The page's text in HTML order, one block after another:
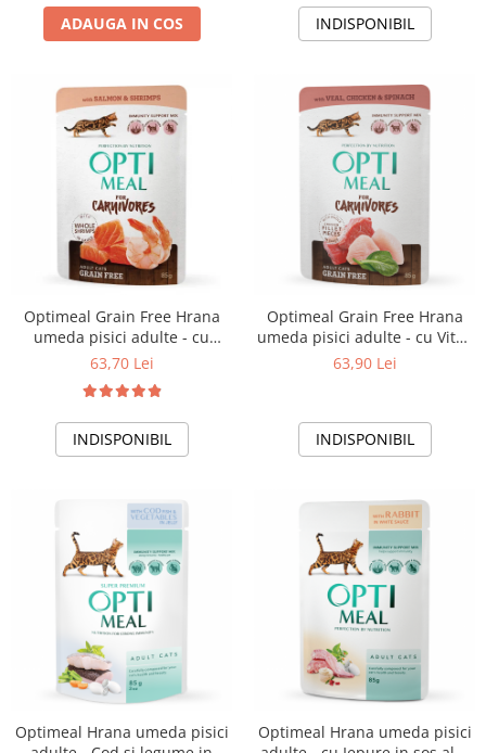
ADAUGA IN COS INDISPONIBIL
Optimeal Grain Free Hrana
umeda pisici adulte - cu
Somon si creveti in sos, set
63,70 Lei
INDISPONIBIL
Optimeal Grain Free Hrana
umeda pisici adulte - cu Vitel,
gaina si spanac in sos, set
63,90 Lei
INDISPONIBIL
Optimeal Hrana umeda pisici
Optimeal Hrana umeda pisici